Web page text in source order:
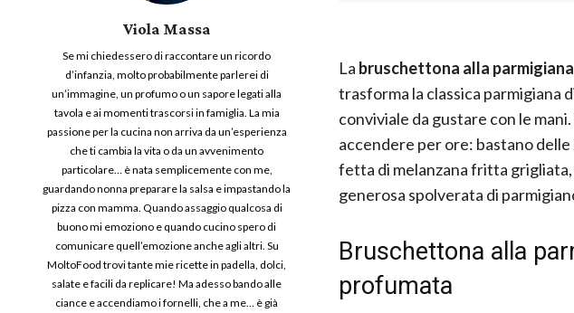
Viola Massa
Se mi chiedessero di raccontare un ricordo
d’infanzia, molto probabilmente parlerei di
un’immagine, un profumo o un sapore legati alla
tavola e ai momenti trascorsi in famiglia. La mia
passione per la cucina non arriva da un’esperienza
che ti cambia la vita o da un avvenimento
particolare… è nata semplicemente con me,
guardando nonna preparare la salsa e impastando la
pizza con mamma. Quando assaggio qualcosa di
buono mi emoziono e quando cucino spero di
comunicare quell’emozione anche agli altri. Su
MoltoFood trovi tante mie ricette in padella, dolci,
salate e facili da replicare! Ma adesso bando alle
ciance e accendiamo i fornelli, che a me… è già
La bruschettona alla parmigiana
trasforma la classica parmigiana
conviviale da gustare con le
accendere per ore: bastano delle
fetta di melanzana fritta
generosa spolverata di
Bruschettona alla
profumata